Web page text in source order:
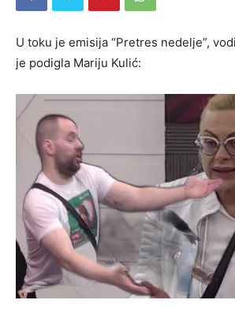
U toku je emisija “Pretres nedelje”,
je podigla Mariju Kulić: